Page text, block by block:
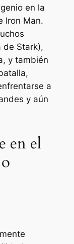
en la
Iron Man.
de Stark),
y también
a
y aún
en el